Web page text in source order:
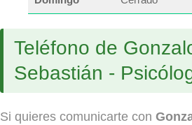
Teléfono de
Sebastián -
Si quieres comunicarte con